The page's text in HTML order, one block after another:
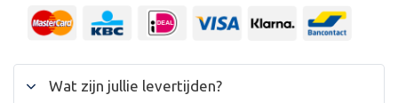
Wat zijn jullie levertijden?